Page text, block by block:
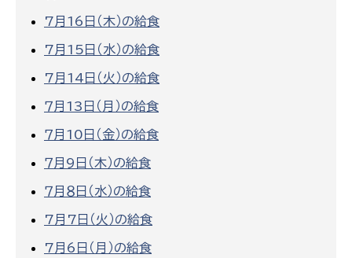
7月16日（木）の給食
7月15日（水）の給食
7月14日（火）の給食
７月13日（月）の給食
７月10日（金）の給食
７月9日（木）の給食
７月８日（水）の給食
7月7日（火）の給食
7月6日（月）の給食